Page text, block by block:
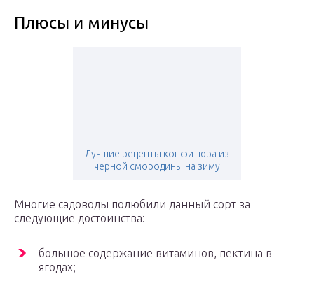
Плюсы и минусы
Лучшие рецепты конфитюра из
черной смородины на зиму
Многие садоводы полюбили данный сорт за
следующие достоинства:
большое содержание витаминов, пектина в
ягодах;